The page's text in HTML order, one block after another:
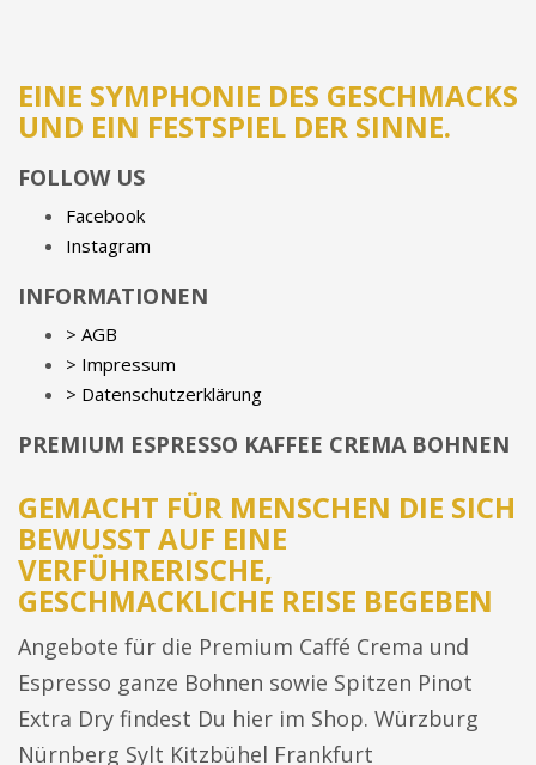
EINE SYMPHONIE DES GESCHMACKS
UND EIN FESTSPIEL DER SINNE.
FOLLOW US
Facebook
Instagram
INFORMATIONEN
> AGB
> Impressum
> Datenschutzerklärung
PREMIUM ESPRESSO KAFFEE CREMA BOHNEN
GEMACHT FÜR MENSCHEN DIE SICH
BEWUSST AUF EINE
VERFÜHRERISCHE,
GESCHMACKLICHE REISE BEGEBEN
Angebote für die Premium Caffé Crema und
Espresso ganze Bohnen sowie Spitzen Pinot
Extra Dry findest Du hier im Shop. Würzburg
Nürnberg Sylt Kitzbühel Frankfurt